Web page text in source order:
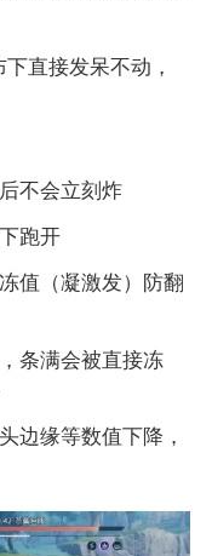
直接发呆不动，
不会立刻炸
跑开
值（凝激发）防翻
条满会被直接冻
边缘等数值下降，